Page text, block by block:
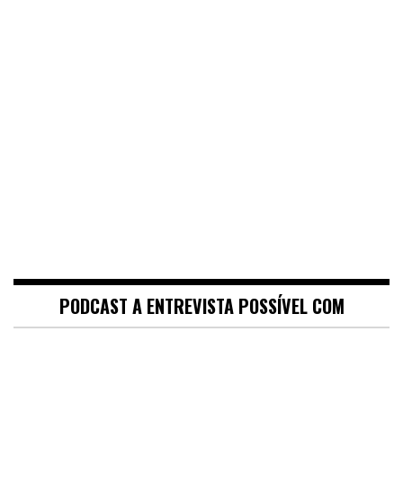
PODCAST A ENTREVISTA POSSÍVEL COM